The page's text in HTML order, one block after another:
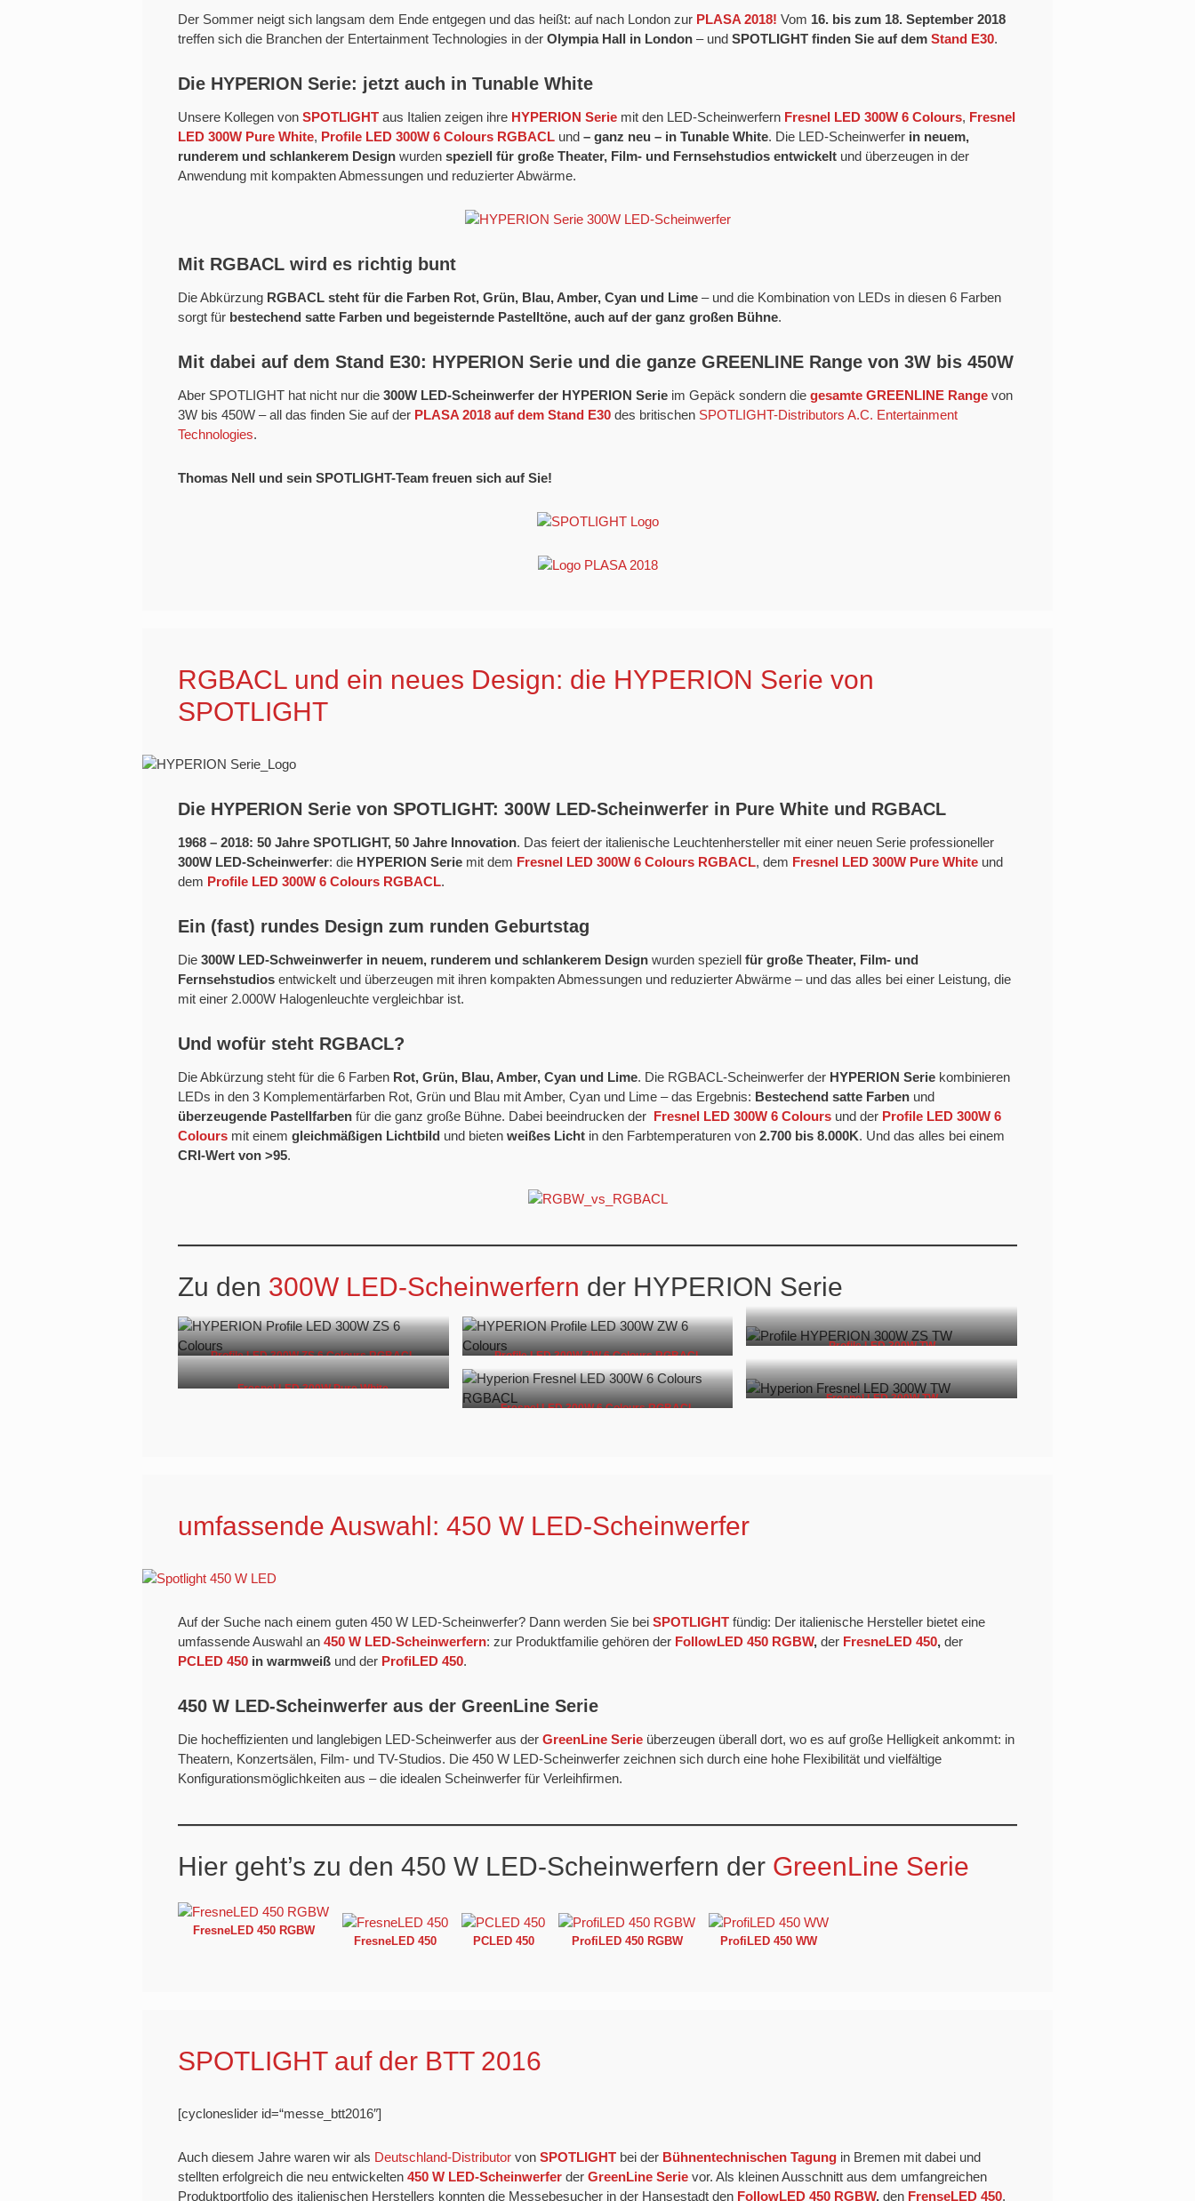
Der Sommer neigt sich langsam dem Ende entgegen und das heißt: auf nach London zur PLASA 2018! Vom 16. bis zum 18. September 2018
treffen sich die Branchen der Entertainment Technologies in der Olympia Hall in London – und SPOTLIGHT finden Sie auf dem Stand E30.
Die HYPERION Serie: jetzt auch in Tunable White
Unsere Kollegen von SPOTLIGHT aus Italien zeigen ihre HYPERION Serie mit den LED-Scheinwerfern Fresnel LED 300W 6 Colours, Fresnel
LED 300W Pure White, Profile LED 300W 6 Colours RGBACL und – ganz neu – in Tunable White. Die LED-Scheinwerfer in neuem,
runderem und schlankerem Design wurden speziell für große Theater, Film- und Fernsehstudios entwickelt und überzeugen in der
Anwendung mit kompakten Abmessungen und reduzierter Abwärme.
Mit RGBACL wird es richtig bunt
Die Abkürzung RGBACL steht für die Farben Rot, Grün, Blau, Amber, Cyan und Lime – und die Kombination von LEDs in diesen 6 Farben
sorgt für bestechend satte Farben und begeisternde Pastelltöne, auch auf der ganz großen Bühne.
Mit dabei auf dem Stand E30: HYPERION Serie und die ganze GREENLINE Range von 3W bis 450W
Aber SPOTLIGHT hat nicht nur die 300W LED-Scheinwerfer der HYPERION Serie im Gepäck sondern die gesamte GREENLINE Range von
3W bis 450W – all das finden Sie auf der PLASA 2018 auf dem Stand E30 des britischen SPOTLIGHT-Distributors A.C. Entertainment
Technologies.
Thomas Nell und sein SPOTLIGHT-Team freuen sich auf Sie!
RGBACL und ein neues Design: die HYPERION Serie von
SPOTLIGHT
Die HYPERION Serie von SPOTLIGHT: 300W LED-Scheinwerfer in Pure White und RGBACL
1968 – 2018: 50 Jahre SPOTLIGHT, 50 Jahre Innovation. Das feiert der italienische Leuchtenhersteller mit einer neuen Serie professioneller
300W LED-Scheinwerfer: die HYPERION Serie mit dem Fresnel LED 300W 6 Colours RGBACL, dem Fresnel LED 300W Pure White und
dem Profile LED 300W 6 Colours RGBACL.
Ein (fast) rundes Design zum runden Geburtstag
Die 300W LED-Schweinwerfer in neuem, runderem und schlankerem Design wurden speziell für große Theater, Film- und
Fernsehstudios entwickelt und überzeugen mit ihren kompakten Abmessungen und reduzierter Abwärme – und das alles bei einer Leistung, die
mit einer 2.000W Halogenleuchte vergleichbar ist.
Und wofür steht RGBACL?
Die Abkürzung steht für die 6 Farben Rot, Grün, Blau, Amber, Cyan und Lime. Die RGBACL-Scheinwerfer der HYPERION Serie kombinieren
LEDs in den 3 Komplementärfarben Rot, Grün und Blau mit Amber, Cyan und Lime – das Ergebnis: Bestechend satte Farben und
überzeugende Pastellfarben für die ganz große Bühne. Dabei beeindrucken der Fresnel LED 300W 6 Colours und der Profile LED 300W 6
Colours mit einem gleichmäßigen Lichtbild und bieten weißes Licht in den Farbtemperaturen von 2.700 bis 8.000K. Und das alles bei einem
CRI-Wert von >95.
Zu den 300W LED-Scheinwerfern der HYPERION Serie
Profile LED 300W ZS 6 Colours RGBACL Profile LED 300W ZW 6 Colours RGBACL
Profile LED 300W TW
Fresnel LED 300W Pure White
Fresnel LED 300W 6 Colours RGBACL
Fresnel LED 300W TW
umfassende Auswahl: 450 W LED-Scheinwerfer
Auf der Suche nach einem guten 450 W LED-Scheinwerfer? Dann werden Sie bei SPOTLIGHT fündig: Der italienische Hersteller bietet eine
umfassende Auswahl an 450 W LED-Scheinwerfern: zur Produktfamilie gehören der FollowLED 450 RGBW, der FresneLED 450, der
PCLED 450 in warmweiß und der ProfiLED 450.
450 W LED-Scheinwerfer aus der GreenLine Serie
Die hocheffizienten und langlebigen LED-Scheinwerfer aus der GreenLine Serie überzeugen überall dort, wo es auf große Helligkeit ankommt: in
Theatern, Konzertsälen, Film- und TV-Studios. Die 450 W LED-Scheinwerfer zeichnen sich durch eine hohe Flexibilität und vielfältige
Konfigurationsmöglichkeiten aus – die idealen Scheinwerfer für Verleihfirmen.
Hier geht’s zu den 450 W LED-Scheinwerfern der GreenLine Serie
FresneLED 450 RGBW
FresneLED 450 PCLED 450 ProfiLED 450 RGBW ProfiLED 450 WW
SPOTLIGHT auf der BTT 2016
[cycloneslider id=“messe_btt2016″]
Auch diesem Jahre waren wir als Deutschland-Distributor von SPOTLIGHT bei der Bühnentechnischen Tagung in Bremen mit dabei und
stellten erfolgreich die neu entwickelten 450 W LED-Scheinwerfer der GreenLine Serie vor. Als kleinen Ausschnitt aus dem umfangreichen
Produktportfolio des italienischen Herstellers konnten die Messebesucher in der Hansestadt den FollowLED 450 RGBW, den FrenseLED 450,